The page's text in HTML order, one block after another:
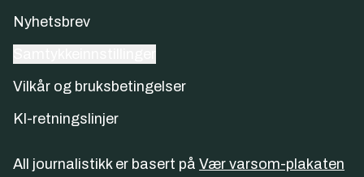
Nyhetsbrev
Vilkår og bruksbetingelser
KI-retningslinjer
All journalistikk er basert på Vær varsom-plakaten